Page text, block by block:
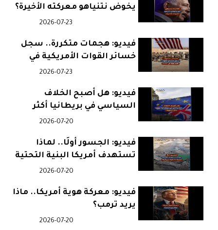
يخوض نتنياهو معركته الأخيرة؟
2026-07-23
فيديو: هجمات متكررة.. سجل
خسائر القوات الأمريكية في
2026-07-23
فيديو: هل أصبح الخلاف
السياسي في بريطانيا أكثر
2026-07-20
فيديو: الجسور أولًا.. لماذا
تستهدف أمريكا البنية التحتية
2026-07-20
فيديو: معركة هوية أمريكا.. ماذا
يريد ترمب؟
2026-07-20